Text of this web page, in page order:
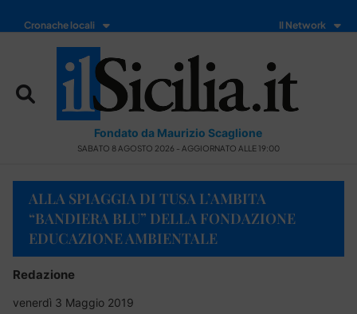
Cronache locali Il Network
Fondato da Maurizio Scaglione
SABATO 8 AGOSTO 2026 - AGGIORNATO ALLE 19:00
ALLA SPIAGGIA DI TUSA L’AMBITA
“BANDIERA BLU” DELLA FONDAZIONE
EDUCAZIONE AMBIENTALE
Redazione
venerdì 3 Maggio 2019